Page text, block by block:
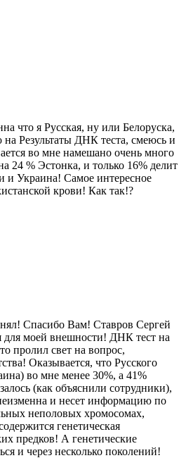
что я Русская, ну или Белоруска,
Результаты ДНК теста, смеюсь и
во мне намешано очень много
24 % Эстонка, и только 16% делит
и Украина! Самое интересное
крови! Как так!?
Спасибо Вам! Ставров Сергей
для моей внешности! ДНК тест на
пролил свет на вопрос,
Оказывается, что Русского
во мне менее 30%, а 41%
(как объяснили сотрудники),
и несет информацию по
неполовых хромосомах,
генетическая
предков! А генетические
и через несколько поколений!